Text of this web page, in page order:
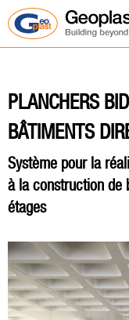
PLANCHERS
BÂTIMENTS
Système pour la
à la construction de
étages